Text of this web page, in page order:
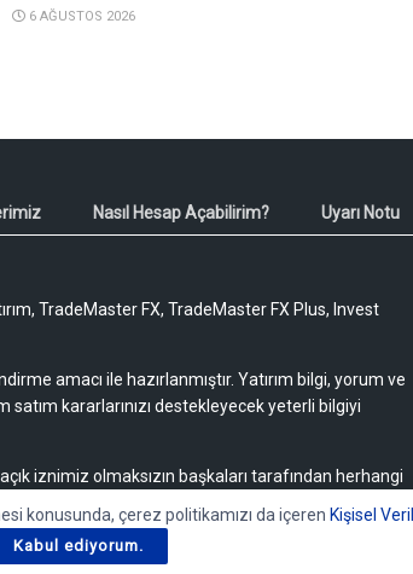
6 AĞUSTOS 2026
Nasıl Hesap Açabilirim? Uyarı Notu
TradeMaster FX, TradeMaster FX Plus, Invest
amacı ile hazırlanmıştır. Yatırım bilgi, yorum ve
satım kararlarınızı destekleyecek yeterli bilgiyi
iznimiz olmaksızın başkaları tarafından herhangi
değiştirilemez.
konusunda, çerez politikamızı da içeren Kişisel
Kabul ediyorum.